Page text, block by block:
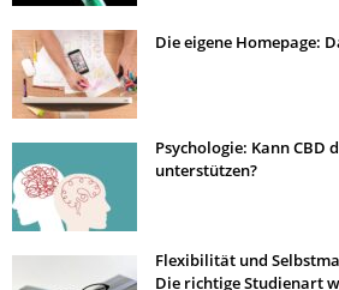
Die eigene Homepage:
Psychologie: Kann CBD
unterstützen?
Flexibilität und
Die richtige Studienart